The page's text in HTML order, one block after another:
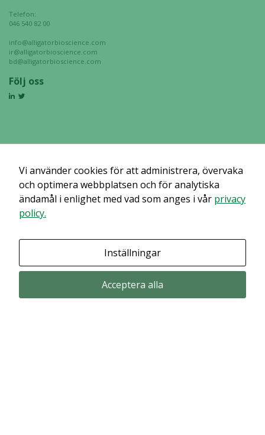
Telefon:
046 540 82 00
info@alligatorbioscience.com
ir@alligatorbioscience.com
bd@alligatorbioscience.com
Följ oss
Vi använder cookies för att administrera, övervaka
och optimera webbplatsen och för analytiska
ändamål i enlighet med vad som anges i vår privacy
policy.
Inställningar
Acceptera alla